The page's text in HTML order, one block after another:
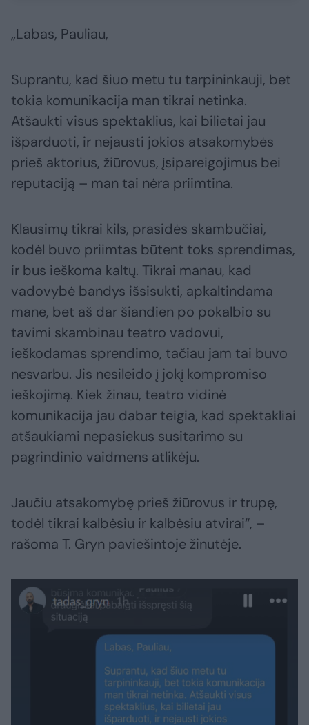
„Labas, Pauliau,
Suprantu, kad šiuo metu tu tarpininkauji, bet
tokia komunikacija man tikrai netinka.
Atšaukti visus spektaklius, kai bilietai jau
išparduoti, ir nejausti jokios atsakomybės
prieš aktorius, žiūrovus, įsipareigojimus bei
reputaciją – man tai nėra priimtina.
Klausimų tikrai kils, prasidės skambučiai,
kodėl buvo priimtas būtent toks sprendimas,
ir bus ieškoma kaltų. Tikrai manau, kad
vadovybė bandys išsisukti, apkaltindama
mane, bet aš dar šiandien po pokalbio su
tavimi skambinau teatro vadovui,
ieškodamas sprendimo, tačiau jam tai buvo
nesvarbu. Jis nesileido į jokį kompromiso
ieškojimą. Kiek žinau, teatro vidinė
komunikacija jau dabar teigia, kad spektakliai
atšaukiami nepasiekus susitarimo su
pagrindinio vaidmens atlikėju.
Jaučiu atsakomybę prieš žiūrovus ir trupę,
todėl tikrai kalbėsiu ir kalbėsiu atvirai“, –
rašoma T. Gryn paviešintoje žinutėje.